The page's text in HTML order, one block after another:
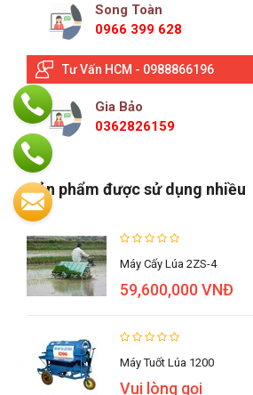
Song Toàn
0966 399 628
Tư Vấn HCM - 0988866196
Gia Bảo
0362826159
Sản phẩm được sử dụng nhiều
Máy Cấy Lúa 2ZS-4
59,600,000 VNĐ
Máy Tuốt Lúa 1200
Vui lòng gọi